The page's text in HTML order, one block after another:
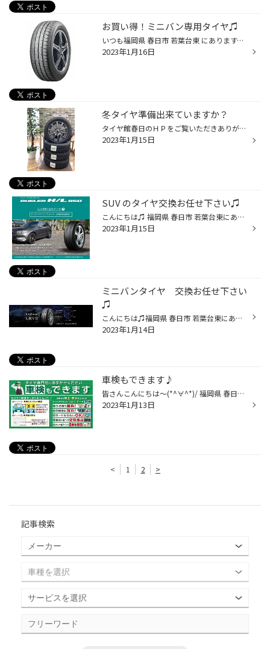
お買い得！ミニバン専用タイヤ♫
いつも福岡県 春日市 若葉台東 にあります、 タイヤ館 福岡春日店のWebを御覧の皆様ありがとうございます♪ ミニバン の タイヤ交換も お任せの、春日市 若葉台東 タイヤ館 春日店の牧口です♪ヽ(´▽｀)/ タイヤ館は、あなたの町の "タイヤ専門店"です。基本的には「ブリヂストン タイヤ カタログ」に...
2023年1月16日
冬タイヤ準備出来ていますか？
タイヤ館春日のＨＰをご覧いただきありがとうございます。 ※ WEB チラシ は →こちらをクリック ←（セール・売り出し 広告） 日中はまだまだ暑いですが、朝晩は冬の訪れを感じます( ;∀;) そろそろ、冬タイヤの準備が必要な季節になりました(^^)/ 冬道を安全に走行する為にも早目のスタッドレスタイヤ...
2023年1月15日
SUV のタイヤ交換お任せ下さい♫
こんにちは♫ 福岡県 春日市 若葉台東にあります、タイヤ館春日店の牧口です！ 今日は今人気のSUV車のタイヤの紹介です！ SUV専用タイヤって？ フォレスター、ハリアー、RAV4、ランクル、CX-5、パジェロ などの、SUV専用タイヤとして、耐久性を重要視し形状・構造を設計。 求められるシーンにおいて...
2023年1月15日
ミニバンタイヤ 交換お任せ下さい
♫
こんにちは♫福岡県 春日市 若葉台東にありますタイヤ館 春日店のWebを御覧の皆様ありがとうございます♪ 福岡県 春日市、大野城市、那珂川市、博多区の ミニバン タイヤ交換も お任せの、タイヤ館 春日店の牧口です♪ヽ(´▽｀)/ タイヤ館は、あなたの町の "タイヤ専門店"です。 今日はブリヂストンのミ...
2023年1月14日
車検もできます♪
皆さんこんにちは～(*^∀^*)/ 福岡県 春日市 若葉台東 にありますタイヤ館春日店です♪ 今回ご紹介したいのはこちら！！ タイヤ館はタイヤ専門店ですが タイヤの事だけでなく、 各メンテナンス作業やメンテナンス無料点検 車検も承っております♪ ※整備工場へ取次いたします。 皆様ご存じだと思います...
2023年1月13日
< 1 2 >
記事検索